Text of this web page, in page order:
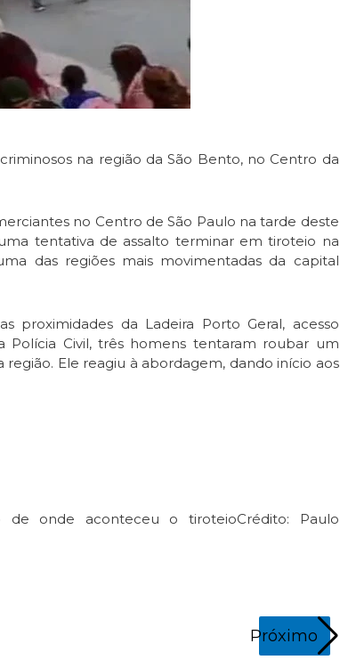
na região da São Bento, no Centro da
no Centro de São Paulo na tarde deste
tentativa de assalto terminar em tiroteio na
das regiões mais movimentadas da capital
proximidades da Ladeira Porto Geral, acesso
Civil, três homens tentaram roubar um
Ele reagiu à abordagem, dando início aos
de onde aconteceu o tiroteioCrédito: Paulo
Próximo